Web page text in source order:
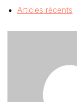
Articles récents